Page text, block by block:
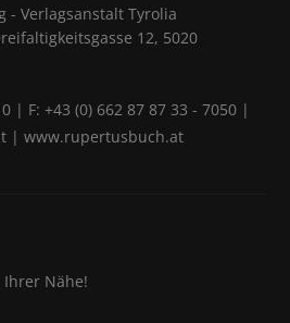
- Verlagsanstalt Tyrolia
12, 5020
| F: +43 (0) 662 87 87 33 - 7050 |
|www.rupertusbuch.at
Ihrer Nähe!